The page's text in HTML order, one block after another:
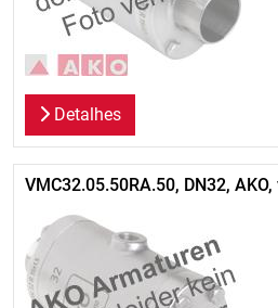
Detalhes
VMC32.05.50RA.50, DN32,